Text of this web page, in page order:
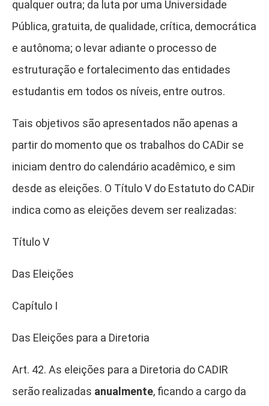
qualquer outra; da luta por uma Universidade
Pública, gratuita, de qualidade, crítica, democrática
e autônoma; o levar adiante o processo de
estruturação e fortalecimento das entidades
estudantis em todos os níveis, entre outros.
Tais objetivos são apresentados não apenas a
partir do momento que os trabalhos do CADir se
iniciam dentro do calendário acadêmico, e sim
desde as eleições. O Título V do Estatuto do CADir
indica como as eleições devem ser realizadas:
Título V
Das Eleições
Capítulo I
Das Eleições para a Diretoria
Art. 42. As eleições para a Diretoria do CADIR
serão realizadas anualmente, ficando a cargo da